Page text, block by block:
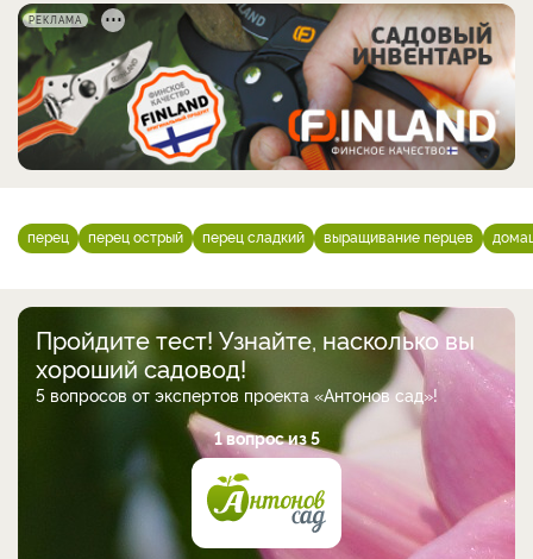
РЕКЛАМА
перец перец острый перец сладкий выращивание перцев
Пройдите тест! Узнайте, насколько вы
хороший садовод!
5 вопросов от экспертов проекта «Антонов сад»!
1 вопрос из 5